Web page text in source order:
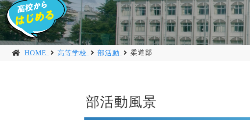
HOME 高等学校 部活動 柔道部
部活動風景